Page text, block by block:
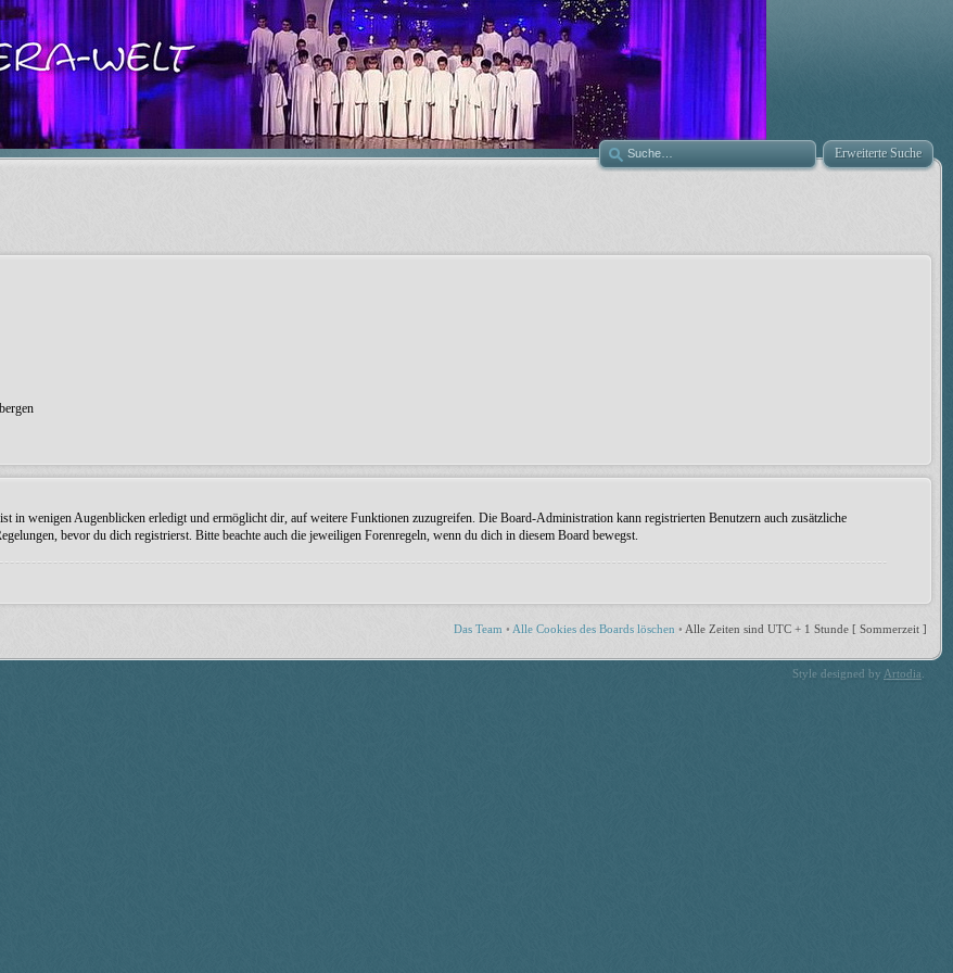
Erweiterte Suche
in wenigen Augenblicken erledigt und ermöglicht dir, auf weitere Funktionen zuzugreifen. Die Board-Administration kann registrierten Benutzern auch zusätzliche
bevor du dich registrierst. Bitte beachte auch die jeweiligen Forenregeln, wenn du dich in diesem Board bewegst.
Das Team • Alle Cookies des Boards löschen • Alle Zeiten sind UTC + 1 Stunde [ Sommerzeit ]
Style designed by Artodia